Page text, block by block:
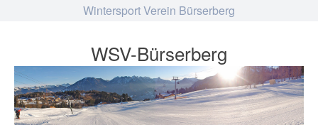
Wintersport Verein Bürserberg
WSV-Bürserberg